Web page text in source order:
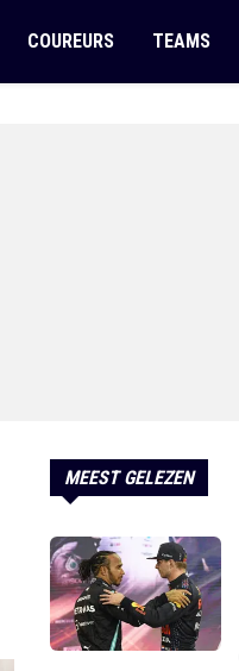
COUREURS TEAMS
MEEST GELEZEN